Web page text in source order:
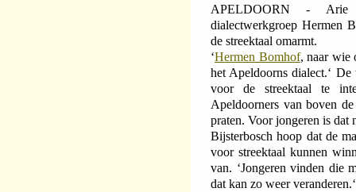
APELDOORN - Arie
dialectwerkgroep Hermen
de streektaal omarmt.
‘Hermen Bomhof, naar wie
het Apeldoorns dialect.‘
voor de streektaal te
Apeldoorners van boven
praten. Voor jongeren is
Bijsterbosch hoop dat de
voor streektaal kunnen
van. ‘Jongeren vinden die
dat kan zo weer veranderen.‘